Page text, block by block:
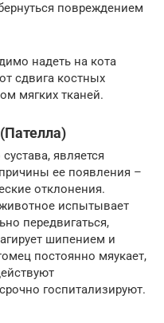
повреждением
надеть на кота
сдвига костных
мягких тканей.
является
ее появления –
отклонения.
испытывает
передвигаться,
шипением и
постоянно мяукает,
госпитализируют.